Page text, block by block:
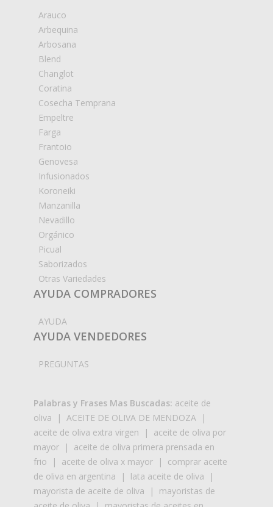
Arauco
Arbequina
Arbosana
Blend
Changlot
Coratina
Cosecha Temprana
Empeltre
Farga
Frantoio
Genovesa
Infusionados
Koroneiki
Manzanilla
Nevadillo
Orgánico
Picual
Saborizados
Otras Variedades
AYUDA COMPRADORES
AYUDA
AYUDA VENDEDORES
PREGUNTAS
Palabras y Frases Mas Buscadas: aceite de
oliva | ACEITE DE OLIVA DE MENDOZA |
aceite de oliva extra virgen | aceite de oliva por
mayor | aceite de oliva primera prensada en
frio | aceite de oliva x mayor | comprar aceite
de oliva en argentina | lata aceite de oliva |
mayorista de aceite de oliva | mayoristas de